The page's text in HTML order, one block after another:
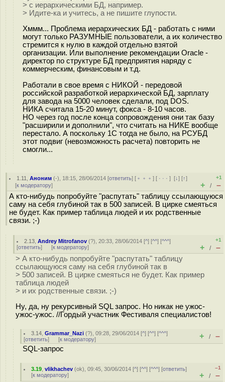
> с иерархическими БД, например.
> Идите-ка и учитесь, а не пишите глупости.
Хммм... Проблема иерархических БД - работать с ними
могут только РАЗУМНЫЕ пользователи, а их количество
стремится к нулю в каждой отдельно взятой
организации. Или выполнение рекомендации Oracle -
директор по структуре БД предприятия наряду с
коммерческим, финансовым и т.д.
Работали в свое время с НИКОЙ - передовой
российской разработкой иерархической БД, зарплату
для завода на 5000 человек сделали, под DOS.
НИКА считала 15-20 минут, фокса - 8-10 часов.
НО через год после конца сопровождения они так базу
"расширили и дополнили", что считать на НИКЕ вообще
перестало. А поскольку 1С тогда не было, на РСУБД
этот подвиг (невозможность расчета) повторить не
смогли...
1.11 ,Аноним (-), 18:15, 28/06/2014 [ответить] [ ﹢﹢﹢] [ · · ·][↓] [↑]
[к модератору]
+1
+ / –
А кто-нибудь попробуйте "распутать" таблицу ссылающуюся
саму на себя глубиной так в 500 записей. В цирке смеяться
не будет. Как пример таблица людей и их родственные
связи. ;-)
2.13 ,Andrey Mitrofanov (?), 20:33, 28/06/2014 [^] [^^] [^^^]
[ответить] [к модератору]
+1
+ / –
> А кто-нибудь попробуйте "распутать" таблицу
ссылающуюся саму на себя глубиной так в
> 500 записей. В цирке смеяться не будет. Как пример
таблица людей
> и их родственные связи. ;-)
Ну, да, ну рекурсивный SQL запрос. Но никак не ужос-
ужос-ужос. //Гордый участник Фестиваля специалистов!
3.14 ,Grammar_Nazi (?), 09:28, 29/06/2014 [^] [^^] [^^^]
[ответить] [к модератору] + / –
SQL-запрос
3.19 ,vlikhachev (ok), 09:45, 30/06/2014 [^] [^^] [^^^] [ответить]
[к модератору]
–1
+ / –